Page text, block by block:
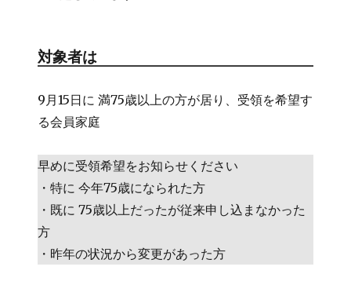
対象者は
9月15日に 満75歳以上の方が居り、受領を希望す
る会員家庭
早めに受領希望をお知らせください
・特に 今年75歳になられた方
・既に 75歳以上だったが従来申し込まなかった
方
・昨年の状況から変更があった方